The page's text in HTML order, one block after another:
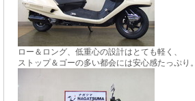
ロー＆ロング、低重心の設計はとても軽く、
ストップ＆ゴーの多い都会には安心感たっぷり。